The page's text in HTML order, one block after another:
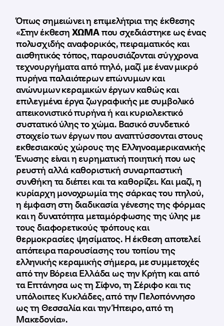
Όπως σημειώνει η επιμελήτρια της έκθεσης
«Στην έκθεσηΧΩΜΑπου σχεδιάστηκε ως ένας
πολυσχιδής αναφορικός, πειραματικός και
αισθητικός τόπος, παρουσιάζονται σύγχρονα
τεχνουργήματα από πηλό, μαζί με έναν μικρό
πυρήνα παλαιότερων επώνυμων και
ανώνυμων κεραμικών έργων καθώς και
επιλεγμένα έργα ζωγραφικής με συμβολικό
απεικονιστικό πυρήνα ή και κυριολεκτικό
συστατικό ύλης το χώμα. Βασικό συνδετικό
στοιχείο των έργων που αναπτύσσονται στους
εκθεσιακούς χώρους της Ελληνοαμερικανικής
Ένωσης είναι η ευρηματική ποιητική που ως
ρευστή αλλά καθοριστική συναρπαστική
συνθήκη τα διέπει και τα καθορίζει. Και μαζί, η
κυρίαρχη μονοχρωμία της σάρκας του πηλού,
η έμφαση στη διαδικασία γένεσης της φόρμας
και η δυνατότητα μεταμόρφωσης της ύλης με
τους διαφορετικούς τρόπους και
θερμοκρασίες ψησίματος. Η έκθεση αποτελεί
απόπειρα παρουσίασης του τοπίου της
ελληνικής κεραμικής σήμερα, με συμμετοχές
από την Βόρεια Ελλάδα ως την Κρήτη και από
τα Επτάνησα ως τη Σίφνο, τη Σέριφο και τις
υπόλοιπες Κυκλάδες, από την Πελοπόννησο
ως τη Θεσσαλία και την Ήπειρο, από τη
Μακεδονία».